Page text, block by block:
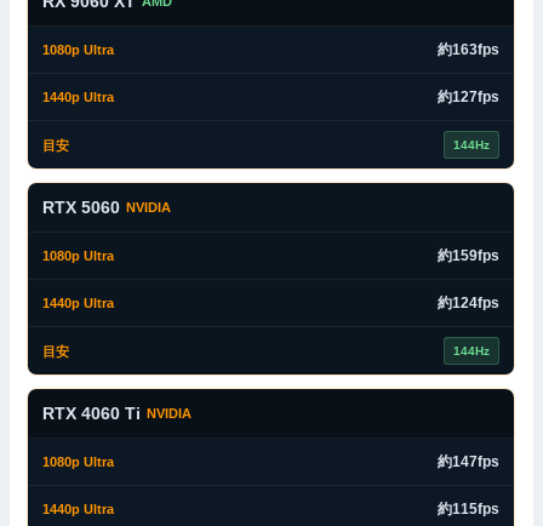
約163fps
約127fps
144Hz
RTX 5060 NVIDIA
約159fps
約124fps
144Hz
RTX 4060 Ti NVIDIA
約147fps
約115fps